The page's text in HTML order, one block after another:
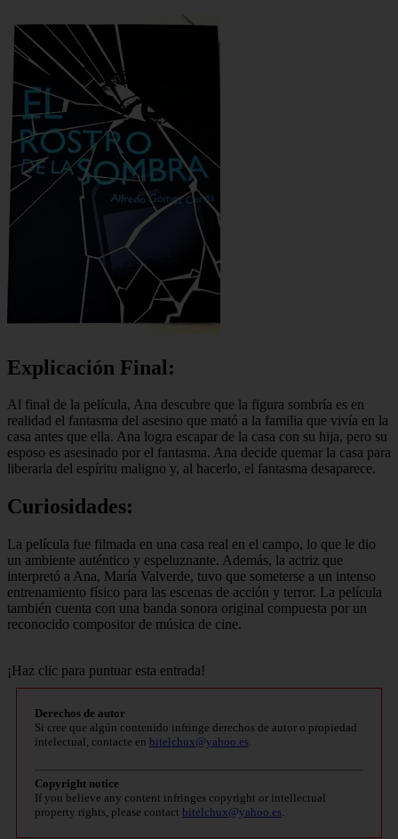
Explicación Final:
Al final de la película, Ana descubre que la figura sombría es en
realidad el fantasma del asesino que mató a la familia que vivía en la
casa antes que ella. Ana logra escapar de la casa con su hija, pero su
esposo es asesinado por el fantasma. Ana decide quemar la casa para
liberarla del espíritu maligno y, al hacerlo, el fantasma desaparece.
Curiosidades:
La película fue filmada en una casa real en el campo, lo que le dio
un ambiente auténtico y espeluznante. Además, la actriz que
interpretó a Ana, María Valverde, tuvo que someterse a un intenso
entrenamiento físico para las escenas de acción y terror. La película
también cuenta con una banda sonora original compuesta por un
reconocido compositor de música de cine.
¡Haz clic para puntuar esta entrada!
Derechos de autor
Si cree que algún contenido infringe derechos de autor o propiedad
intelectual, contacte en bitelchux@yahoo.es.
Copyright notice
If you believe any content infringes copyright or intellectual
property rights, please contact bitelchux@yahoo.es.